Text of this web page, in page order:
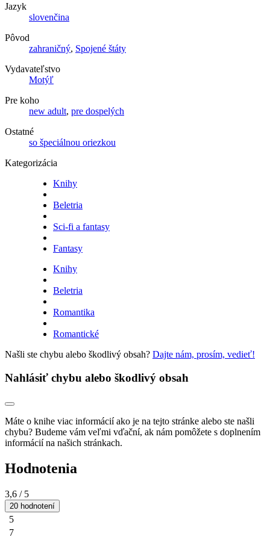
Jazyk
slovenčina
Pôvod
zahraničný, Spojené štáty
Vydavateľstvo
Motýľ
Pre koho
new adult, pre dospelých
Ostatné
so špeciálnou oriezkou
Kategorizácia
Knihy
Beletria
Sci-fi a fantasy
Fantasy
Knihy
Beletria
Romantika
Romantické
Našli ste chybu alebo škodlivý obsah? Dajte nám, prosím, vedieť!
Nahlásiť chybu alebo škodlivý obsah
Máte o knihe viac informácií ako je na tejto stránke alebo ste našli
chybu? Budeme vám veľmi vďační, ak nám pomôžete s doplnením
informácií na našich stránkach.
Hodnotenia
3,6 / 5
20 hodnotení
5
7